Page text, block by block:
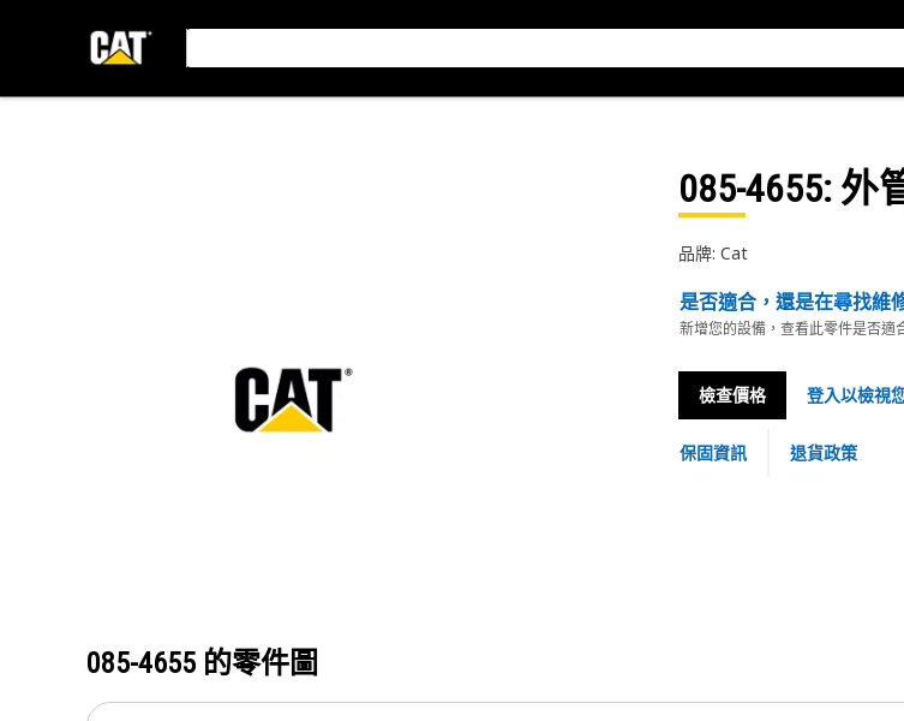
085-4655: 外
品牌: Cat
是否適合，還是在尋找維
新增您的設備，查看此零件是否適
檢查價格 登入以檢視
保固資訊 退貨政策
085-4655 的零件圖